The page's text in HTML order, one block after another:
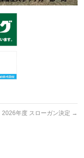
2026年度 スローガン決定 →